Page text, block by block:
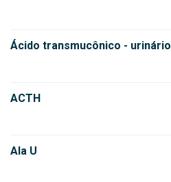
Ácido transmucônico - urinário
ACTH
Ala U